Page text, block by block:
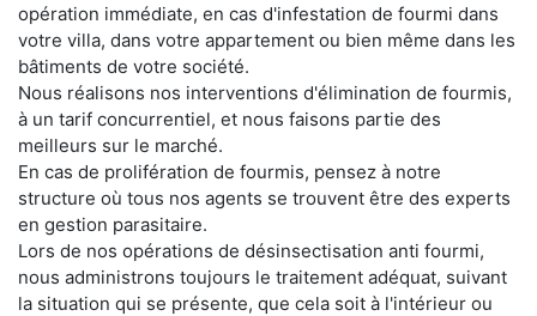
opération immédiate, en cas d'infestation de fourmi dans
votre villa, dans votre appartement ou bien même dans les
bâtiments de votre société.
Nous réalisons nos interventions d'élimination de fourmis,
à un tarif concurrentiel, et nous faisons partie des
meilleurs sur le marché.
En cas de prolifération de fourmis, pensez à notre
structure où tous nos agents se trouvent être des experts
en gestion parasitaire.
Lors de nos opérations de désinsectisation anti fourmi,
nous administrons toujours le traitement adéquat, suivant
la situation qui se présente, que cela soit à l'intérieur ou